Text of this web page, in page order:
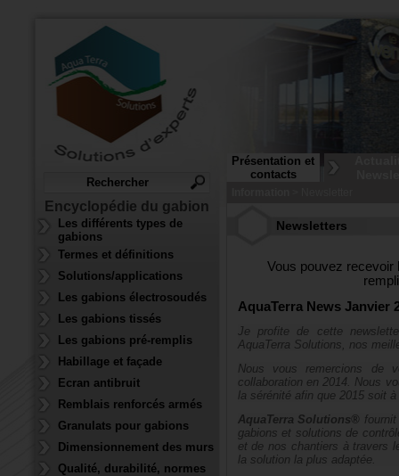
Encyclopédie du gabion
Les différents types de
gabions
Termes et définitions
Solutions/applications
Les gabions électrosoudés
Les gabions tissés
Les gabions pré-remplis
Habillage et façade
Ecran antibruit
Remblais renforcés armés
Granulats pour gabions
Dimensionnement des murs
Qualité, durabilité, normes
Présentation et
contacts
Newsletters
Vous pouvez recevoir
AquaTerra News Janvier
Je profite de cette
AquaTerra Solutions, nos
Nous vous remercions de
collaboration en 2014. Nous
la sérénité afin que 2015 soit
AquaTerra Solutions®
gabions et solutions de
et de nos chantiers à travers
la solution la plus adaptée.